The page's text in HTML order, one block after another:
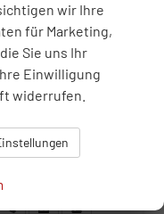
Metallic
wir Ihre
für Marketing,
Sie uns Ihr
Einwilligung
widerrufen.